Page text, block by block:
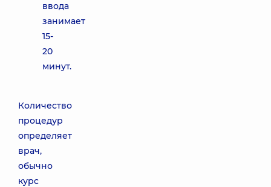
ввода
занимает
15-
20
минут.
Количество
процедур
определяет
врач,
обычно
курс